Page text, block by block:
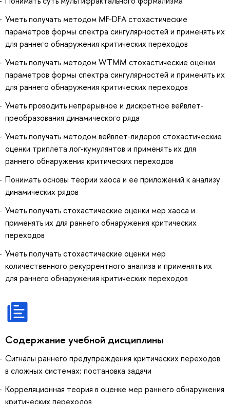
Уметь получать методом MF-DFA стохастические
параметров формы спектра сингулярностей и применять их
для раннего обнаружения критических переходов
Уметь получать методом WTMM стохастические оценки
параметров формы спектра сингулярностей и применять их
для раннего обнаружения критических переходов
Уметь проводить непрерывное и дискретное вейвлет-
преобразования динамического ряда
Уметь получать методом вейвлет-лидеров стохастические
оценки триплета лог-кумулянтов и применять их для
раннего обнаружения критических переходов
Понимать основы теории хаоса и ее приложений к анализу
динамических рядов
Уметь получать стохастические оценки мер хаоса и
применять их для раннего обнаружения критических
переходов
Уметь получать стохастические оценки мер
количественного рекуррентного анализа и применять их
для раннего обнаружения критических переходов
Содержание учебной дисциплины
Сигналы раннего предупреждения критических переходов
в сложных системах: постановка задачи
Корреляционная теория в оценке мер раннего обнаружения
критических переходов